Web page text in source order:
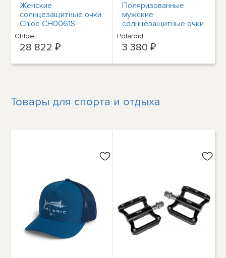
Женские
солнцезащитные очки
Chloe CH0061S-
30011509-002 58 мм
телесного цвета
Chloe
28 822 ₽
Поляризованные
мужские
солнцезащитные очки
Polaroid Navigator с
градиентными
линзами PLD2101S
Polaroid
3 380 ₽
Товары для спорта и отдыха